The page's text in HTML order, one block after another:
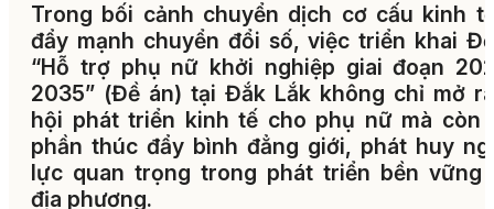
Trong bối cảnh chuyển dịch cơ cấu kinh
đẩy mạnh chuyển đổi số, việc triển khai
“Hỗ trợ phụ nữ khởi nghiệp giai đoạn
2035” (Đề án) tại Đắk Lắk không chỉ mở
hội phát triển kinh tế cho phụ nữ mà còn
phần thúc đẩy bình đẳng giới, phát huy
lực quan trọng trong phát triển bền vững
địa phương.